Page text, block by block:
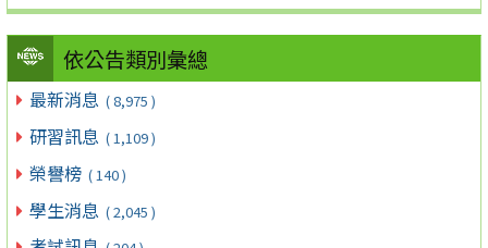
依公告類別彙總
最新消息 ( 8,975 )
研習訊息 ( 1,109 )
榮譽榜 ( 140 )
學生消息 ( 2,045 )